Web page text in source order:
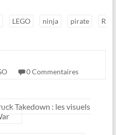
LEGO ninja pirate
R
0 Commentaires
Takedown : les visuels